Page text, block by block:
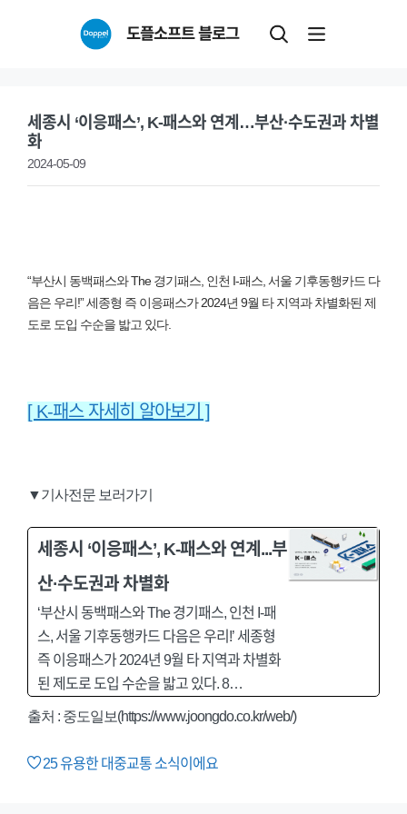
도플소프트 블로그
세종시 ‘이응패스’, K-패스와 연계…부산·수도권과 차별
화
2024-05-09
“부산시 동백패스와 The 경기패스, 인천 I-패스, 서울 기후동행카드 다
음은 우리!” 세종형 즉 이응패스가 2024년 9월 타 지역과 차별화된 제
도로 도입 수순을 밟고 있다.
[ K-패스 자세히 알아보기 ]
▼기사전문 보러가기
세종시 ‘이응패스’, K-패스와 연계...부
산·수도권과 차별화
‘부산시 동백패스와 The 경기패스, 인천 I-패
스, 서울 기후동행카드 다음은 우리!’ 세종형
즉 이응패스가 2024년 9월 타 지역과 차별화
된 제도로 도입 수순을 밟고 있다. 8…
출처 : 중도일보(https://www.joongdo.co.kr/web/)
25유용한 대중교통 소식이에요